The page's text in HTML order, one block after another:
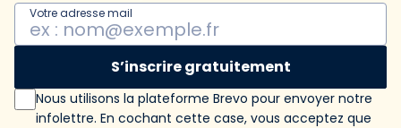
Votre adresse mail
S’inscrire gratuitement
Nous utilisons la plateforme Brevo pour envoyer notre
infolettre. En cochant cette case, vous acceptez que